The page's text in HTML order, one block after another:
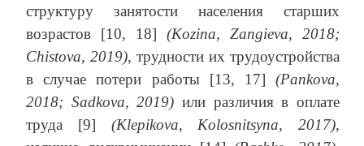
структуру занятости населения старших
возрастов [10, 18] (Kozina, Zangieva, 2018;
Chistova, 2019), трудности их трудоустройства
в случае потери работы [13, 17] (Pankova,
2018; Sadkova, 2019) или различия в оплате
труда [9] (Klepikova, Kolosnitsyna, 2017),